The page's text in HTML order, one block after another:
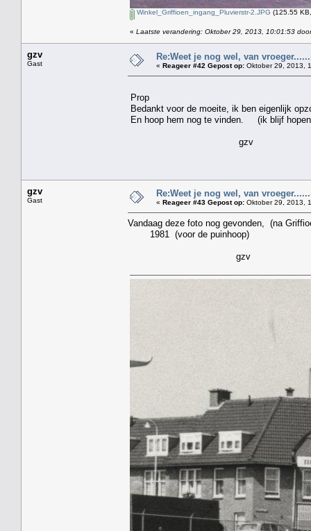
Winkel_Griffioen_ingang_Pluvierstr-2.JPG (125.55
« Laatste verandering: Oktober 29, 2013, 10:01:53
gzv
Gast
Re:Weet je nog wel, van
« Reageer #42 Gepost op: Oktober 29, 2013,
Prop
Bedankt voor de moeite, ik ben eigenlijk
En hoop hem nog te vinden. (ik blijf
gzv
gzv
Gast
Re:Weet je nog wel, van
« Reageer #43 Gepost op: Oktober 29, 2013,
Vandaag deze foto nog gevonden, (na
1981 (voor de puinhoop)
gzv